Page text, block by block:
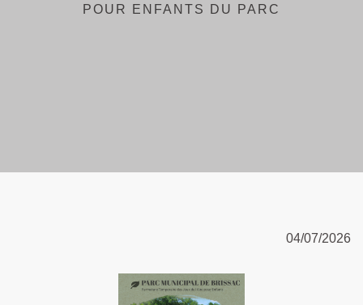
POUR ENFANTS DU PARC
04/07/2026